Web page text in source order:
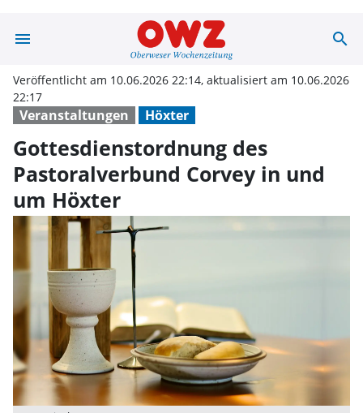
menu search
Veranstaltungen Höxter
Veröffentlicht am 10.06.2026 22:14, aktualisiert am 10.06.2026
22:17
Gottesdienstordnung des
Pastoralverbund Corvey in und
um Höxter